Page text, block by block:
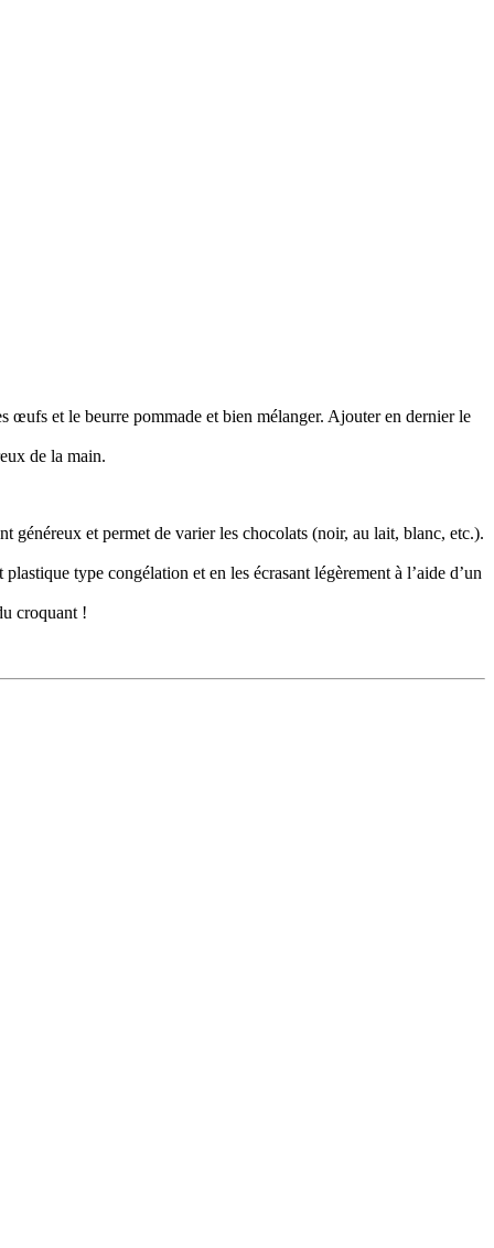
œufs et le beurre pommade et bien mélanger. Ajouter en dernier le
de la main.
généreux et permet de varier les chocolats (noir, au lait, blanc, etc.).
type congélation et en les écrasant légèrement à l’aide d’un
croquant !